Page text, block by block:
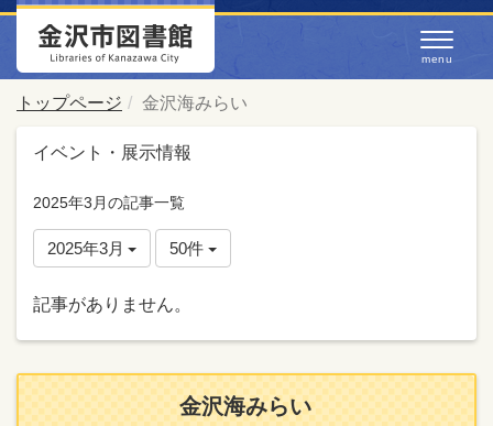
トップページ 金沢海みらい
イベント・展示情報
2025年3月の記事一覧
2025年3月 50件
記事がありません。
金沢海みらい